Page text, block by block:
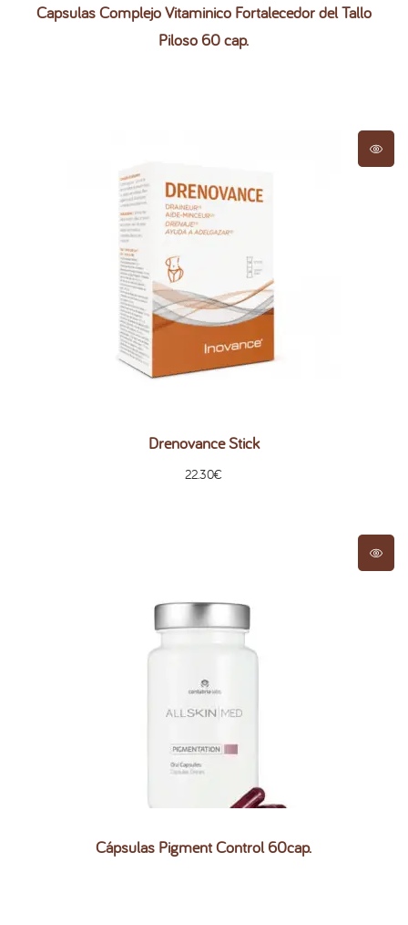
Capsulas Complejo Vitaminico Fortalecedor del Tallo
Piloso 60 cap.
Drenovance Stick
22.30€
Cápsulas Pigment Control 60cap.